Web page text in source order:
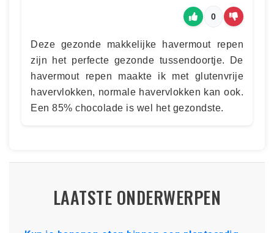
0
Deze gezonde makkelijke havermout repen
zijn het perfecte gezonde tussendoortje. De
havermout repen maakte ik met glutenvrije
havervlokken, normale havervlokken kan ook.
Een 85% chocolade is wel het gezondste.
LAATSTE ONDERWERPEN